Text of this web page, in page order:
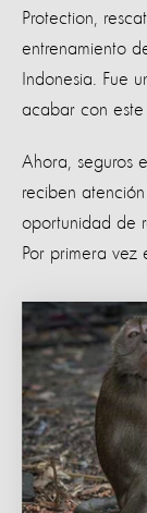
Protection,
entrenamiento
Indonesia. Fue
acabar con
Ahora, seguros
reciben
oportunidad de
Por primera vez